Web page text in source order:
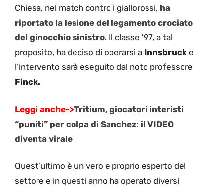
Chiesa, nel match contro i giallorossi, ha
riportato la lesione del legamento crociato
del ginocchio sinistro. Il classe ’97, a tal
proposito, ha deciso di operarsi a Innsbruck e
l’intervento sarà eseguito dal noto professore
Finck.
Leggi anche->Tritium, giocatori interisti
“puniti” per colpa di Sanchez: il VIDEO
diventa virale
Quest’ultimo è un vero e proprio esperto del
settore e in questi anno ha operato diversi